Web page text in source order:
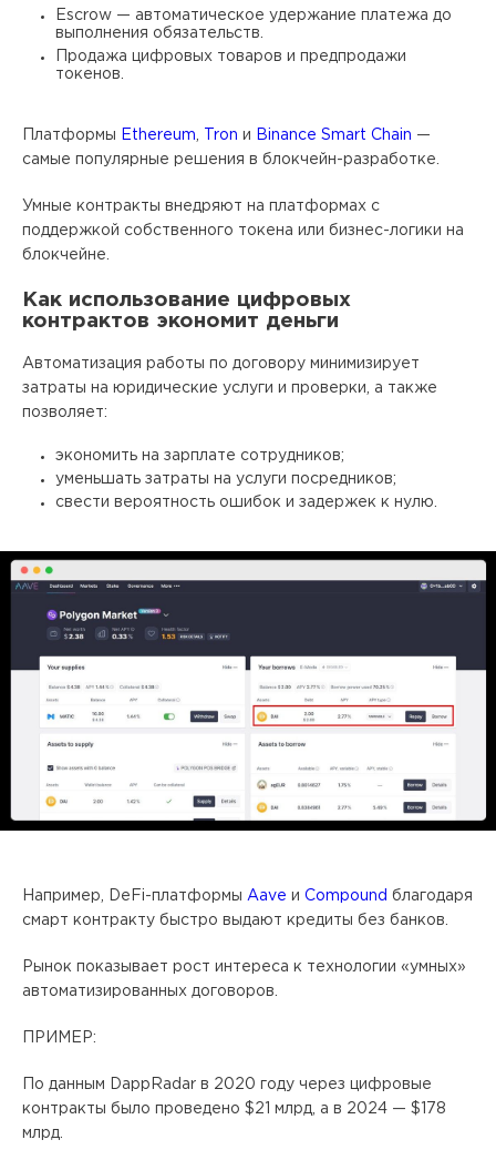
Escrow — автоматическое удержание платежа до
выполнения обязательств.
Продажа цифровых товаров и предпродажи
токенов.
Платформы Ethereum Tron и Binance Smart Chain —
самые популярные решения в блокчейн-разработке.
Умные контракты внедряют на платформах с
поддержкой собственного токена или бизнес-логики на
блокчейне.
Как использование цифровых
контрактов экономит деньги
Автоматизация работы по договору минимизирует
затраты на юридические услуги и проверки, а также
позволяет:
экономить на зарплате сотрудников;
уменьшать затраты на услуги посредников;
свести вероятность ошибок и задержек к нулю.
Например, DeFi-платформы Aave и Compound благодаря
смарт контракту быстро выдают кредиты без банков.​
Рынок показывает рост интереса к технологии «умных»
автоматизированных договоров.
ПРИМЕР:
По данным DappRadar в 2020 году через цифровые
контракты было проведено $21 млрд, а в 2024 — $178
млрд.